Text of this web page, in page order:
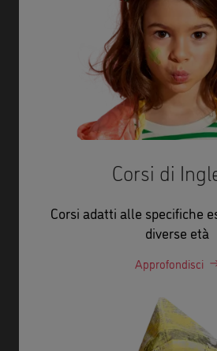
Corsi di
Corsi adatti alle specifiche
diverse età
Approfondisci